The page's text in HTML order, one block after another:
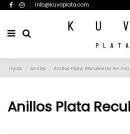
info@kuvoplata.com
Inicio Anillos Anillos Plata Recubierta en Oro
Anillos Plata